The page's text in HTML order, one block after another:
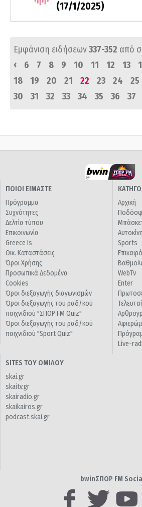
(17/1/2025)
Εμφάνιση ειδήσεων337-352 από
‹
6 7 8 9 10 11 12 13
18
19 20 21 22 23 24 25
30
31 32 33 34 35 36 37
ΠΟΙΟΙ ΕΙΜΑΣΤΕ
Πρόγραμμα
Συχνότητες
Δελτία τύπου
Επικοινωνία
Greece Is
Οικ. Καταστάσεις
Όροι Χρήσης
Προσωπικά Δεδομένα
Cookies
Όροι διεξαγωγής διαγωνισμών
Όροι διεξαγωγής του ραδ/κού
παιχνιδιού "ΣΠΟΡ FM Quiz"
Όροι διεξαγωγής του ραδ/κού
παιχνιδιού "Sport Quiz"
Αρχική
Sports
WebTv
Enter
Live-
SITES ΤΟΥ ΟΜΙΛΟΥ
skai.gr
skaitv.gr
skairadio.gr
skaikairos.gr
podcast.skai.gr
bwinΣΠΟΡ FM